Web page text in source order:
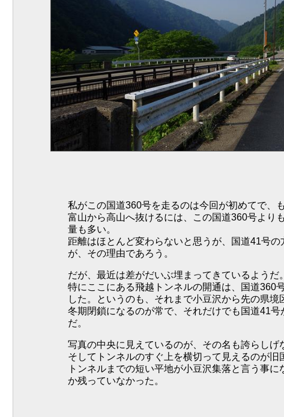
私がこの国道360号を走るのは今回が初めてで、
富山から高山へ抜けるには、この国道360号より
量も多い。
距離はほとんど変わらないと思うが、国道41号
が、その理由であろう。
だが、最近は差がだいぶ埋まってきているようだ。
特にここにある飛越トンネルの開通は、国道360
した。というのも、それまで小豆沢から先の県
冬期閉鎖になるのが常で、それだけでも国道41
だ。
写真の中央に見えているのが、その名も誇らしげ
そしてトンネルのすぐ上を横切って見えるのが旧
トンネルまでの短い平地が小豆沢集落と言う事
か残っていなかった。